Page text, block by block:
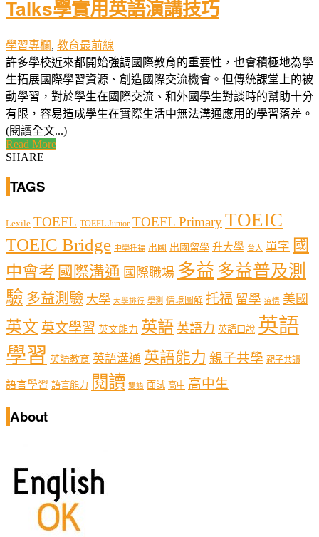
Talks學實用英語演講技巧
學習專欄, 教育最前線
許多學校近來都開始強調國際教育的重要性，也會積極地為學
生拓展國際學習資源、創造國際交流機會。但傳統課堂上的被
動學習，對於學生在國際交流、和外國學生對談時的幫助十分
有限，容易造成學生在實際生活中無法溝通應用的學習落差。
(閱讀全文...)
Read More
SHARE
TAGS
Lexile TOEFL TOEFL Junior TOEFL PrimaryTOEIC
TOEIC Bridge 中學托福 出國 出國留學 升大學 台大 單字 國
中會考 國際溝通 國際職場 多益 多益普及測
驗 多益測驗 大學 大學排行 學測 情境圖解 托福 留學 疫情 美國
英文 英文學習 英文能力 英語 英語力 英語口說 英語
學習 英語教育 英語溝通 英語能力 親子共學 親子共讀
語言學習 語言能力 閱讀 雙語 面試 高中 高中生
About